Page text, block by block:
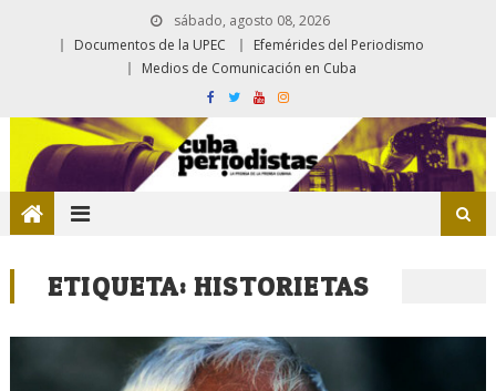
sábado, agosto 08, 2026
Documentos de la UPEC
Efemérides del Periodismo
Medios de Comunicación en Cuba
ETIQUETA: HISTORIETAS